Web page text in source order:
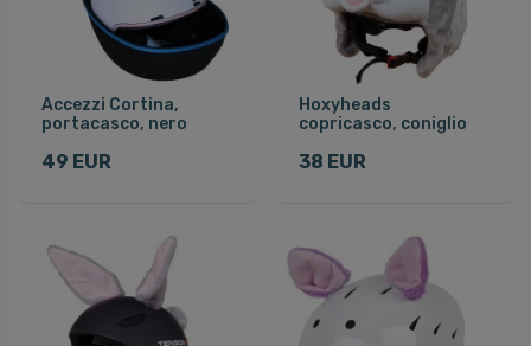
Accezzi Cortina,
portacasco, nero
49 EUR
Hoxyheads
copricasco, coniglio
38 EUR